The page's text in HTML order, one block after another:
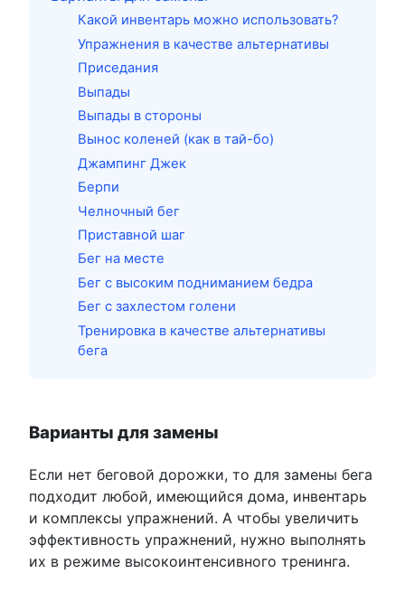
Какой инвентарь можно использовать?
Упражнения в качестве альтернативы
Приседания
Выпады
Выпады в стороны
Вынос коленей (как в тай-бо)
Джампинг Джек
Берпи
Челночный бег
Приставной шаг
Бег на месте
Бег с высоким подниманием бедра
Бег с захлестом голени
Тренировка в качестве альтернативы
бега
Варианты для замены
Если нет беговой дорожки, то для замены бега
подходит любой, имеющийся дома, инвентарь
и комплексы упражнений. А чтобы увеличить
эффективность упражнений, нужно выполнять
их в режиме высокоинтенсивного тренинга.